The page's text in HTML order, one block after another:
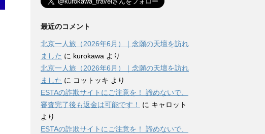
最近のコメント
北京一人旅（2026年6月）｜念願の天壇を訪れ
ました に kurokawa より
北京一人旅（2026年6月）｜念願の天壇を訪れ
ました に コットッキ より
ESTAの詐欺サイトにご注意を！ 諦めないで、
審査完了後も返金は可能です！
に キャロット
より
ESTAの詐欺サイトにご注意を！ 諦めないで、